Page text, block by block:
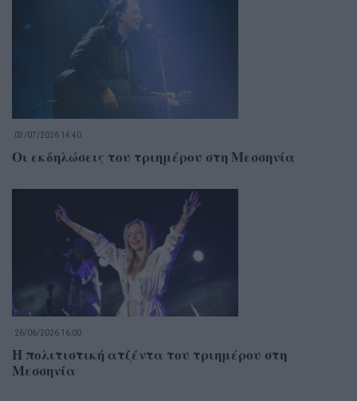
03/07/2026 14:40
Οι εκδηλώσεις του τριημέρου στη Μεσσηνία
26/06/2026 16:00
Η πολιτιστική ατζέντα του τριημέρου στη
Μεσσηνία